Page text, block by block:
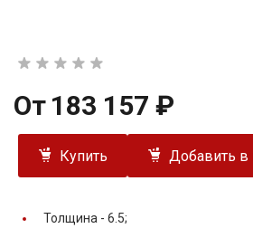
От 183 157 ₽
Купить Добавить в
Толщина - 6.5;